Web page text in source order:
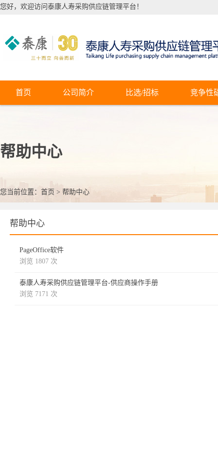
您好，欢迎访问泰康人寿采购供应链管理平台！
首页 公司简介 比选/招标 竞争性
帮助中心
您当前位置： 首页 > 帮助中心
帮助中心
PageOffice软件
浏览 1807 次
泰康人寿采购供应链管理平台-供应商操作手册
浏览 7171 次